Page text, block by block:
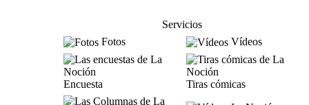
Servicios
Fotos
Vídeos
Encuesta Tiras cómicas